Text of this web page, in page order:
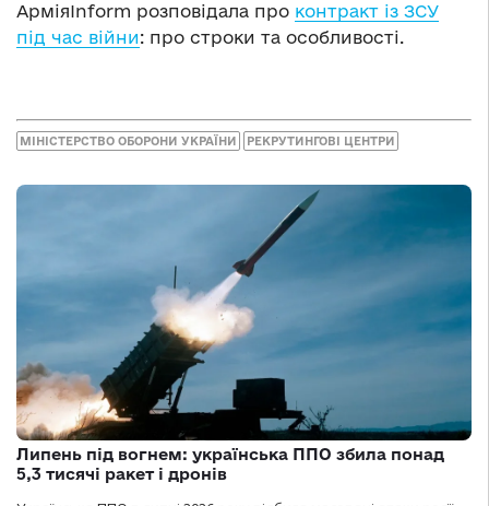
АрміяInform розповідала про контракт із ЗСУ
під час війни: про строки та особливості.
МІНІСТЕРСТВО ОБОРОНИ УКРАЇНИ РЕКРУТИНГОВІ ЦЕНТРИ
Липень під вогнем: українська ППО збила понад
5,3 тисячі ракет і дронів